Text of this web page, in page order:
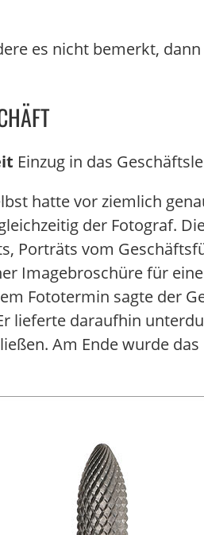
es nicht bemerkt,
Einzug in das
hatte vor ziemlich
der Fotograf.
Porträts vom
Imagebroschüre für
Fototermin sagte der
lieferte daraufhin
Am Ende wurde